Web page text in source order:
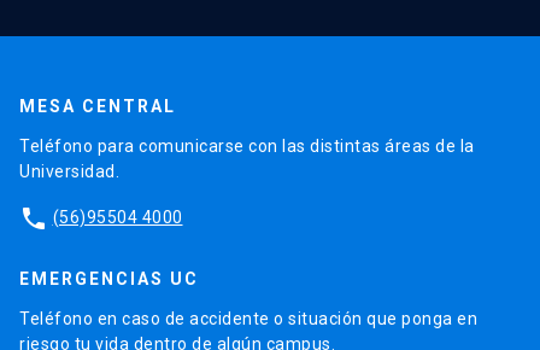
MESA CENTRAL
Teléfono para comunicarse con las distintas áreas de la
Universidad.
phone (56)95504 4000
EMERGENCIAS UC
Teléfono en caso de accidente o situación que ponga en
riesgo tu vida dentro de algún campus.